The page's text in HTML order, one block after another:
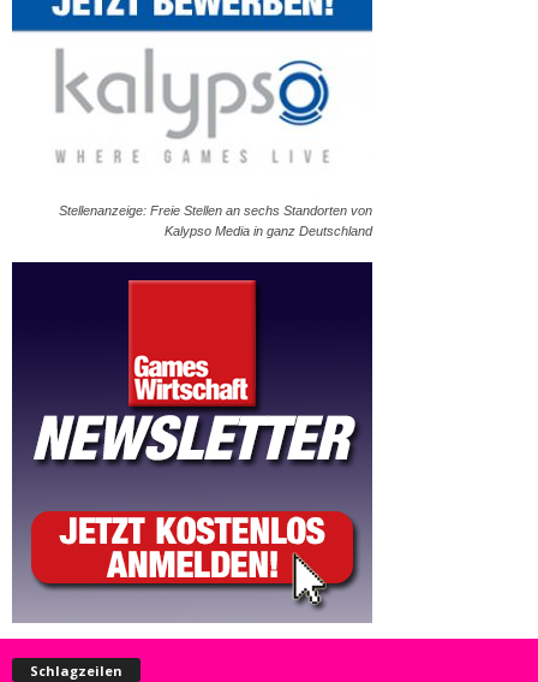
Stellenanzeige: Freie Stellen an sechs Standorten von
Kalypso Media in ganz Deutschland
Schlagzeilen